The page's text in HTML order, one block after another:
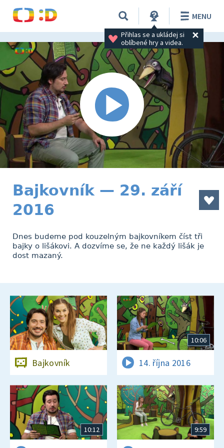
Přihlas se a ukládej si
oblíbené hry a videa.
MENU
Bajkovník — 29. září
2016
Dnes budeme pod kouzelným bajkovníkem číst tři
bajky o lišákovi. A dozvíme se, že ne každý lišák je
dost mazaný.
Bajkovník
10:06
14. října 2016
10:12 9:59